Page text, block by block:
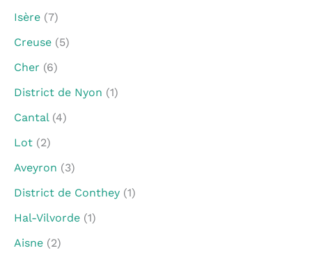
Isère (7)
Creuse (5)
Cher (6)
District de Nyon (1)
Cantal(4)
Lot (2)
Aveyron (3)
District de Conthey (1)
Hal-Vilvorde (1)
Aisne (2)